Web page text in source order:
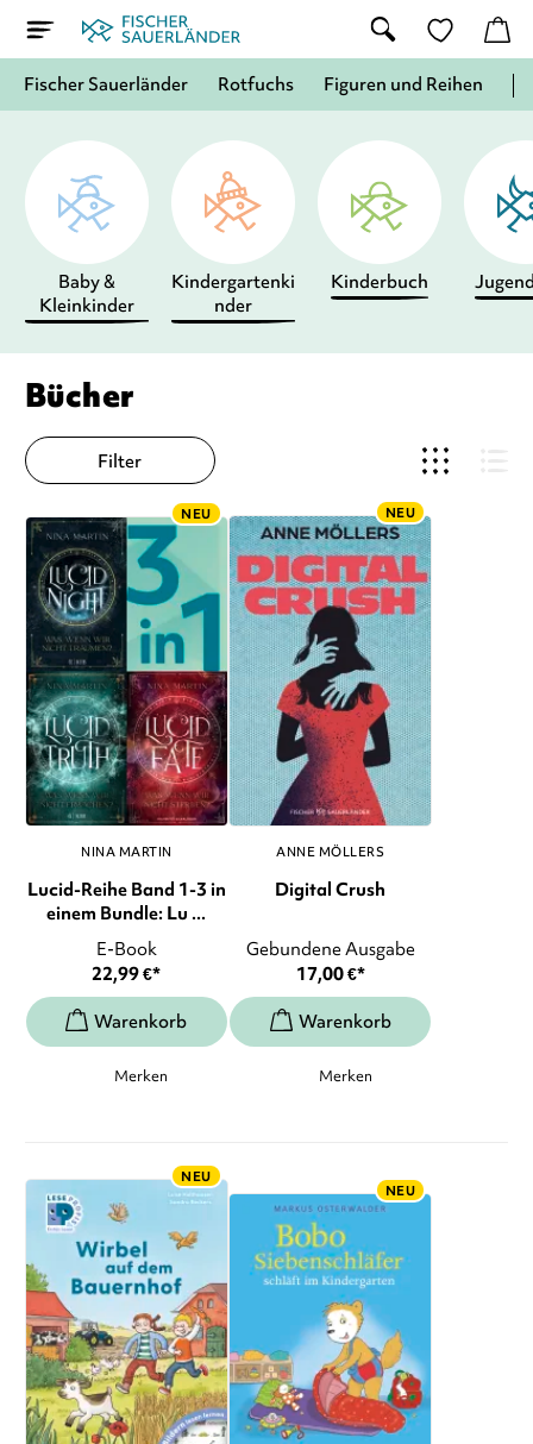
Fischer Sauerländer Rotfuchs Figuren und Reihen
Bücher
Baby &
Kleinkinder
Kindergartenki
nder
Kinderbuch
Filter
NEU
NINA MARTIN
Lucid-Reihe Band 1-3 in
einem Bundle: Lu ...
E-Book
22,99€*
Merken
NEU
ANNE MÖLLERS
Digital Crush
Gebundene Ausgabe
17,00€*
Merken
NEU
NEU